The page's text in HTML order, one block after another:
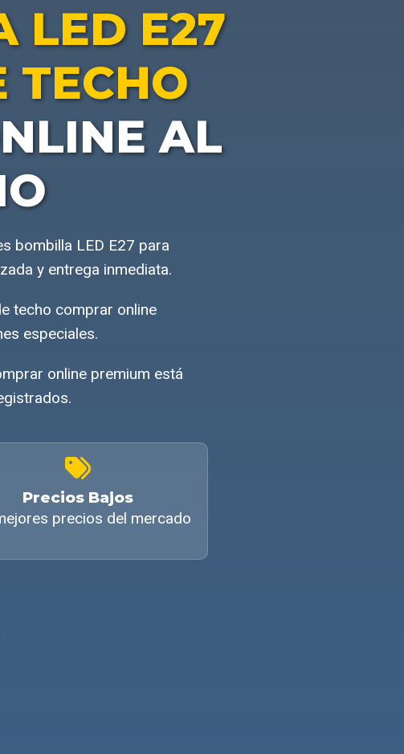
LED E27
TECHO
AL
bombilla LED E27 para
y entrega inmediata.
techo comprar online
especiales.
online premium está
Precios Bajos
precios del mercado